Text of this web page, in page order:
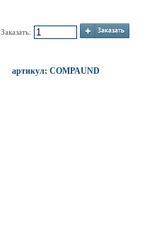
Заказать:
артикул: COMPAUND